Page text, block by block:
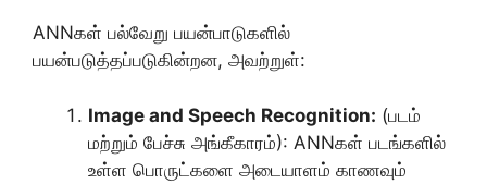
ANNகள் பல்வேறு பயன்பாடுகளில்
பயன்படுத்தப்படுகின்றன, அவற்றுள்:
Image and Speech Recognition: (படம்
மற்றும் பேச்சு அங்கீகாரம்): ANNகள் படங்களில்
உள்ள பொருட்களை அடையாளம் காணவும்